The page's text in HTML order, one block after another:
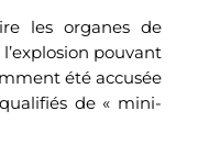
les organes de
pouvant
été accusée
de « mini-